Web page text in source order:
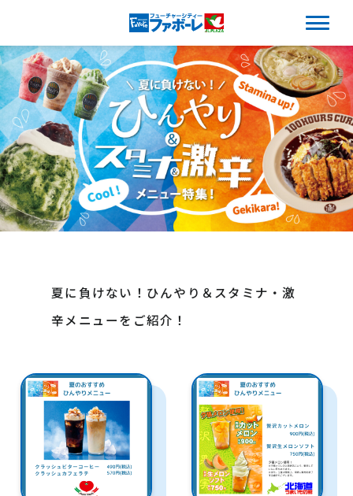
夏に負けない！ひんやり＆スタミナ・激
辛メニューをご紹介！